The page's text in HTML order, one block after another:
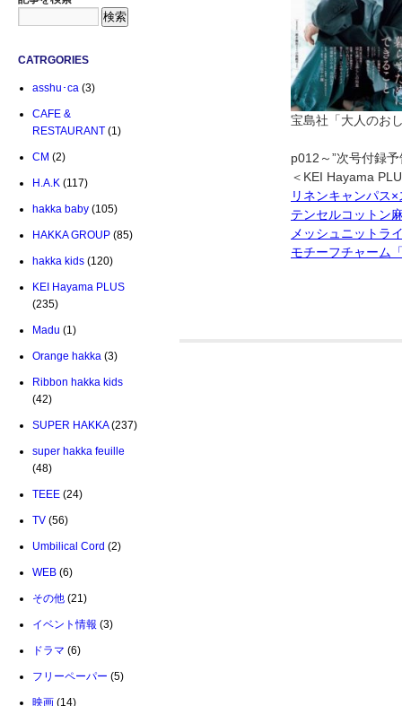
CATRGORIES
asshu･ca (3)
CAFE &
RESTAURANT (1)
CM (2)
H.A.K (117)
hakka baby (105)
HAKKA GROUP (85)
hakka kids (120)
KEI Hayama PLUS
(235)
Madu (1)
Orange hakka (3)
Ribbon hakka kids
(42)
SUPER HAKKA(237)
super hakka feuille
(48)
TEEE (24)
TV (56)
Umbilical Cord (2)
WEB (6)
その他 (21)
イベント情報 (3)
ドラマ (6)
フリーペーパー (5)
映画 (14)
宝島社「大人のお
p012～”次号付録
＜KEI Hayama
リネンキャンパス
テンセルコットン
メッシュニットラ
モチーフチャーム